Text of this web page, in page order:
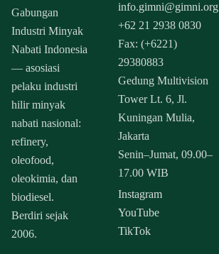
Gabungan
Industri Minyak
Nabati Indonesia
— asosiasi
pelaku industri
hilir minyak
nabati nasional:
refinery,
oleofood,
oleokimia, dan
biodiesel.
Berdiri sejak
2006.
info.gimni@gimni.org
+62 21 2938 0830
Fax: (+6221)
29380883
Gedung Multivision
Tower Lt. 6, Jl.
Kuningan Mulia,
Jakarta
Senin–Jumat, 09.00–
17.00 WIB
Instagram
YouTube
TikTok